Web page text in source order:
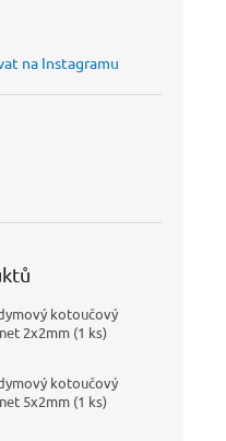
na Instagramu
kotoučový
2x2mm (1 ks)
kotoučový
5x2mm (1 ks)